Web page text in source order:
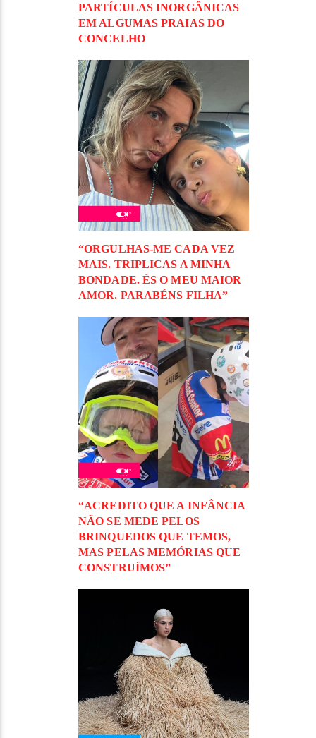
PARTÍCULAS INORGÂNICAS
EM ALGUMAS PRAIAS DO
CONCELHO
“ORGULHAS-ME CADA VEZ
MAIS. TRIPLICAS A MINHA
BONDADE. ÉS O MEU MAIOR
AMOR. PARABÉNS FILHA”
“ACREDITO QUE A INFÂNCIA
NÃO SE MEDE PELOS
BRINQUEDOS QUE TEMOS,
MAS PELAS MEMÓRIAS QUE
CONSTRUÍMOS”